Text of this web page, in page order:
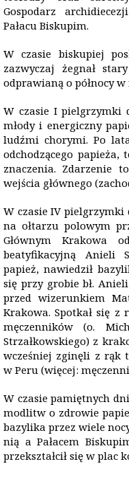
Gospodarz
Pałacu Biskupim.
W czasie biskupiej
zazwyczaj żegnał
odprawianą o północy w
W czasie I pielgrzymki
młody i energiczny
ludźmi chorymi. Po
odchodzącego papieża,
znaczenia. Zdarzenie
wejścia głównego
W czasie IV pielgrzymki
na ołtarzu polowym
Głównym Krakowa
beatyfikacyjną Anieli
papież, nawiedził
się przy grobie bł.
przed wizerunkiem
Krakowa. Spotkał się
męczenników (o.
Strzałkowskiego) z
wcześniej zginęli z rąk
w Peru (więcej:
W czasie pamiętnych
modlitw o zdrowie
bazylika przez wiele
nią a Pałacem
przekształcił się w plac